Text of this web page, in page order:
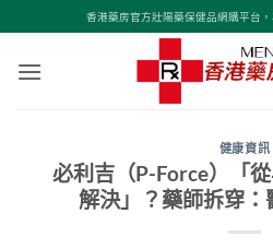
to
content
香港藥房官方壯陽藥保健品網購平台
健康資訊
必利吉（P-Force）「
解決」？藥師拆穿：